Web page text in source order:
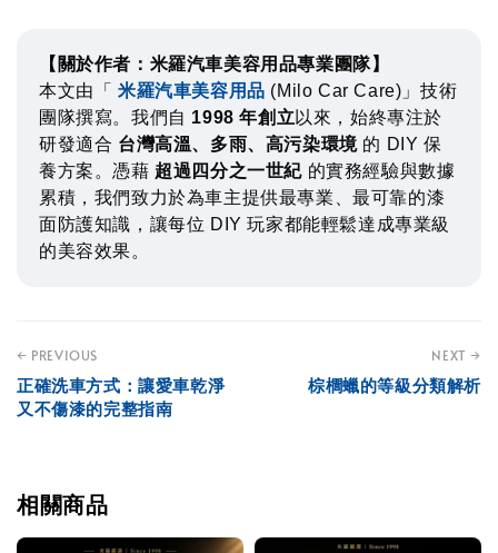
【關於作者：米羅汽車美容用品專業團隊】
本文由「 米羅汽車美容用品 (Milo Car Care)」技術
團隊撰寫。我們自 1998 年創立 以來，始終專注於
研發適合 台灣高溫、多雨、高污染環境的 DIY 保
養方案。憑藉 超過四分之一世紀 的實務經驗與數據
累積，我們致力於為車主提供最專業、最可靠的漆
面防護知識，讓每位 DIY 玩家都能輕鬆達成專業級
的美容效果。
← PREVIOUS
正確洗車方式：讓愛車乾淨
又不傷漆的完整指南
NEXT →
棕櫚蠟的等級分類解析
相關商品